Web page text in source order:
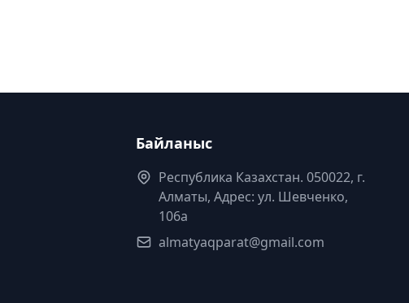
Байланыс
Республика Казахстан. 050022, г.
Алматы, Адрес: ул. Шевченко,
106а
almatyaqparat@gmail.com